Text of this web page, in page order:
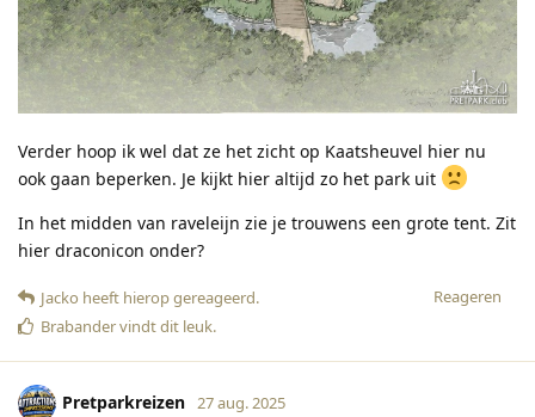
Verder hoop ik wel dat ze het zicht op Kaatsheuvel hier nu
ook gaan beperken. Je kijkt hier altijd zo het park uit
In het midden van raveleijn zie je trouwens een grote tent. Zit
hier draconicon onder?
Reageren
Jacko heeft hierop gereageerd.
Brabandervindt dit leuk.
Pretparkreizen 27 aug. 2025